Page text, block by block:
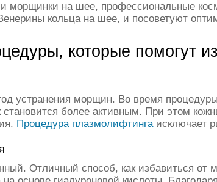
морщинки на шее, профессиональные
Венерины кольца на шее, и посоветуют
которые помогут
устранения морщин. Во время
становится более активным. При этом
Процедура плазмолифтинга исключает
Отличный способ, как избавиться